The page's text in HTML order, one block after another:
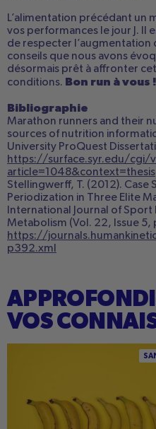
L’alimentation précédant un
vos performances le jour J. Il
de respecter l’augmentation
conseils que nous avons
désormais prêt à affronter
conditions. Bon run à vous !
Bibliographie
Marathon runners and their
sources of nutrition
University ProQuest
https://surface.syr.edu/cgi/
article=1048&context=thesis
Stellingwerff, T. (2012). Case
Periodization in Three Elite
International Journal of Sport
Metabolism (Vol. 22, Issue
https://
p392.xml
VOS
Manque de potassium :